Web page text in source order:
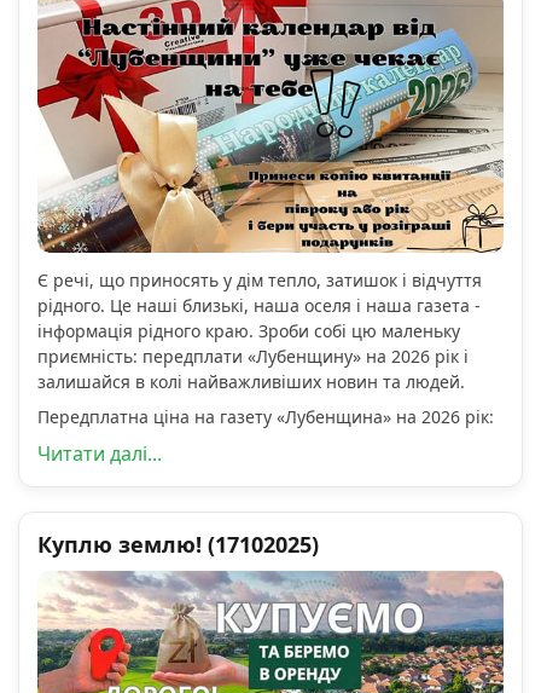
Є речі, що приносять у дім тепло, затишок і відчуття
рідного. Це наші близькі, наша оселя і наша газета -
інформація рідного краю. Зроби собі цю маленьку
приємність: передплати «Лубенщину» на 2026 рік і
залишайся в колі найважливіших новин та людей.
Передплатна ціна на газету «Лубенщина» на 2026 рік:
Читати далі...
Куплю землю! (17102025)